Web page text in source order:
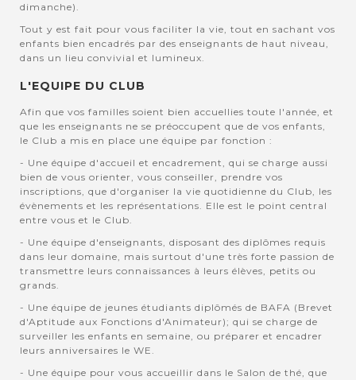
dimanche).
Tout y est fait pour vous faciliter la vie, tout en sachant vos
enfants bien encadrés par des enseignants de haut niveau,
dans un lieu convivial et lumineux.
L'EQUIPE DU CLUB
Afin que vos familles soient bien accuellies toute l'année, et
que les enseignants ne se préoccupent que de vos enfants,
le Club a mis en place une équipe par fonction :
- Une équipe d'accueil et encadrement, qui se charge aussi
bien de vous orienter, vous conseiller, prendre vos
inscriptions, que d'organiser la vie quotidienne du Club, les
évènements et les représentations. Elle est le point central
entre vous et le Club.
- Une équipe d'enseignants, disposant des diplômes requis
dans leur domaine, mais surtout d'une très forte passion de
transmettre leurs connaissances à leurs élèves, petits ou
grands.
- Une équipe de jeunes étudiants diplômés de BAFA (Brevet
d'Aptitude aux Fonctions d'Animateur); qui se charge de
surveiller les enfants en semaine, ou préparer et encadrer
leurs anniversaires le WE.
- Une équipe pour vous accueillir dans le Salon de thé, que